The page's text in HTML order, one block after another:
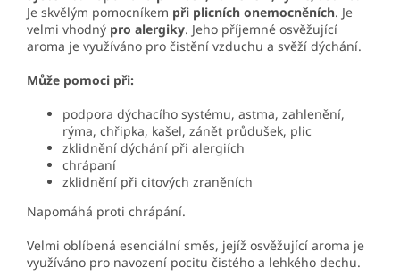
Je skvělým pomocníkem při plicních onemocněních. Je
velmi vhodný pro alergiky. Jeho příjemné osvěžující
aroma je využíváno pro čistění vzduchu a svěží dýchání.
Může pomoci při:
podpora dýchacího systému, astma, zahlenění,
rýma, chřipka, kašel, zánět průdušek, plic
zklidnění dýchání při alergiích
chrápaní
zklidnění při citových zraněních
Napomáhá proti chrápání.
Velmi oblíbená esenciální směs, jejíž osvěžující aroma je
využíváno pro navození pocitu čistého a lehkého dechu.